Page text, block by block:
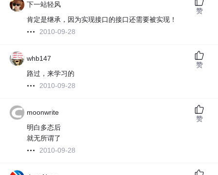
下一站轻风
肯定是继承，因为实现接口的接口还需要被实现！
2010-09-28
赞
whb147
路过，来学习的
2010-09-28
赞
moonwrite
明白多态后
就无所谓了
2010-09-28
赞